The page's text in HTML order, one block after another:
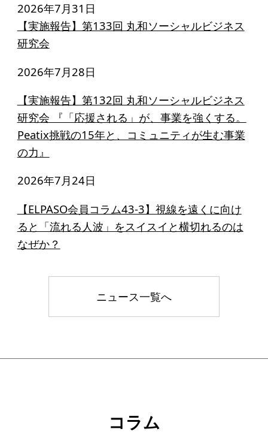
2026年7月31日
【実施報告】第133回 丸和ソーシャルビジネス
研究会
2026年7月28日
【実施報告】第132回 丸和ソーシャルビジネス
研究会 『「応援される」が、事業を強くする。
Peatix挑戦の15年と、コミュニティが生む事業
の力』
2026年7月24日
【ELPASO会員コラム43-3】視線を遠くに向け
ると「流れる人波」をスイスイと横切れるのは
なぜか？
ニュース一覧へ
コラム